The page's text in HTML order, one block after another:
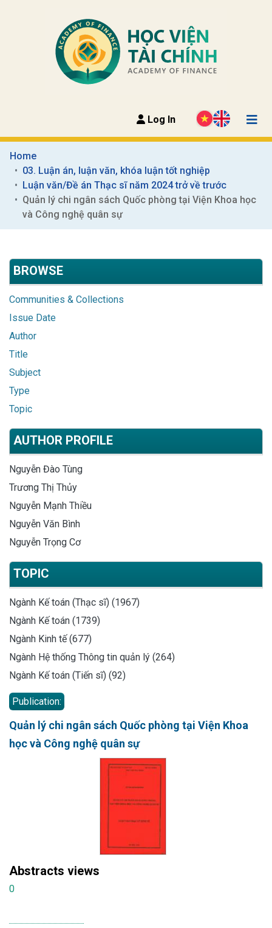
Log In
Home
03. Luận án, luận văn, khóa luận tốt nghiệp
Luận văn/Đề án Thạc sĩ năm 2024 trở về trước
Quản lý chi ngân sách Quốc phòng tại Viện Khoa học
và Công nghệ quân sự
BROWSE
Communities & Collections
Issue Date
Author
Title
Subject
Type
Topic
AUTHOR PROFILE
Nguyễn Đào Tùng
Trương Thị Thủy
Nguyễn Mạnh Thiều
Nguyễn Văn Bình
Nguyễn Trọng Cơ
TOPIC
Ngành Kế toán (Thạc sĩ) (1967)
Ngành Kế toán (1739)
Ngành Kinh tế (677)
Ngành Hệ thống Thông tin quản lý (264)
Ngành Kế toán (Tiến sĩ) (92)
Publication:
Quản lý chi ngân sách Quốc phòng tại Viện Khoa
học và Công nghệ quân sự
Abstracts views
0